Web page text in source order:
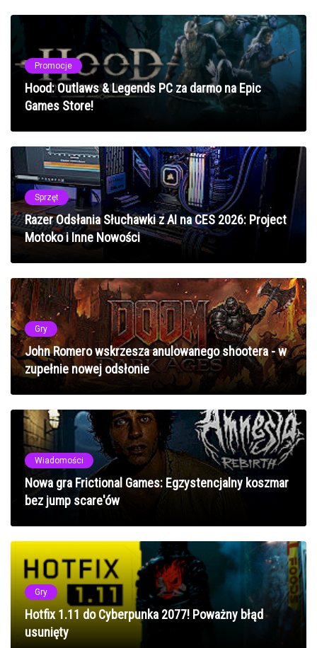
Promocje
Hood: Outlaws & Legends PC za darmo na Epic
Games Store!
Sprzęt
Razer Odsłania Słuchawki z AI na CES 2026: Project
Motoko i Inne Nowości
Gry
John Romero wskrzesza anulowanego shootera - w
zupełnie nowej odsłonie
Wiadomości
Nowa gra Frictional Games: Egzystencjalny koszmar
bez jump scare'ów
Gry
Hotfix 1.11 do Cyberpunka 2077! Poważny błąd
usunięty